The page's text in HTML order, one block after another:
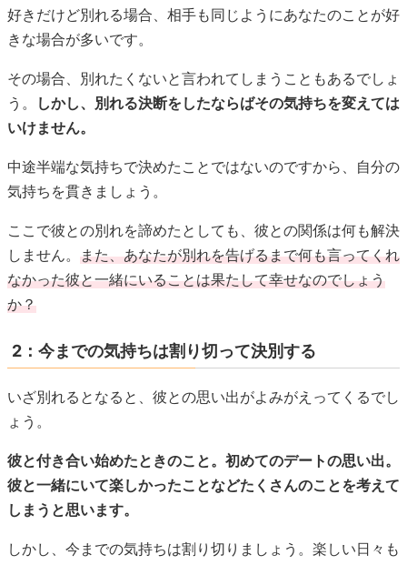
好きだけど別れる場合、相手も同じようにあなたのことが好
きな場合が多いです。
その場合、別れたくないと言われてしまうこともあるでしょ
う。
しかし、別れる決断をしたならばその気持ちを変えては
いけません。
中途半端な気持ちで決めたことではないのですから、自分の
気持ちを貫きましょう。
ここで彼との別れを諦めたとしても、彼との関係は何も解決
しません。 また、あなたが別れを告げるまで何も言ってくれ
なかった彼と一緒にいることは果たして幸せなのでしょう
か？
2：今までの気持ちは割り切って決別する
いざ別れるとなると、彼との思い出がよみがえってくるでし
ょう。
彼と付き合い始めたときのこと。初めてのデートの思い出。
彼と一緒にいて楽しかったことなどたくさんのことを考えて
しまうと思います。
しかし、今までの気持ちは割り切りましょう。楽しい日々も